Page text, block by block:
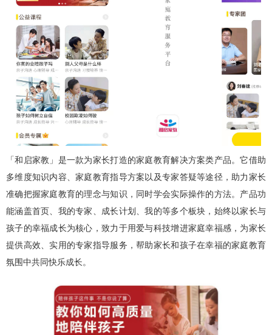
「和启家教」是一款为家长打造的家庭教育解决方案类产品。它借助
多维度知识内容、家庭教育指导方案以及专家答疑等途径，助力家长
准确把握家庭教育的理念与知识，同时学会实际操作的方法。产品功
能涵盖首页、我的专家、成长计划、我的等多个板块，始终以家长与
孩子的幸福成长为核心，致力于用爱与科技增进家庭幸福感，为家长
提供高效、实用的专家指导服务，帮助家长和孩子在幸福的家庭教育
氛围中共同快乐成长。